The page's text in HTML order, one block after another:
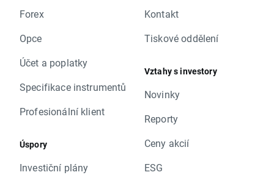
Forex
Opce
Účet a poplatky
Specifikace instrumentů
Profesionální klient
Úspory
Investiční plány
Kontakt
Tiskové oddělení
Vztahy s investory
Novinky
Reporty
Ceny akcií
ESG